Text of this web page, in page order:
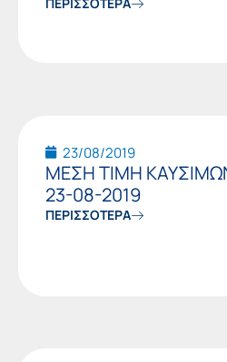
ΠΕΡΙΣΣΟΤΕΡΑ
23/08/2019
ΜΕΣΗ ΤΙΜΗ
23-08-2019
ΠΕΡΙΣΣΟΤΕΡΑ